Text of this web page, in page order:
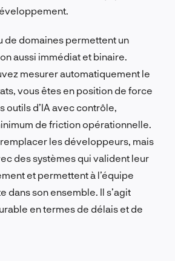
de domaines permettent un
aussi immédiat et binaire.
mesurer automatiquement le
vous êtes en position de force
outils d’IA avec contrôle,
de friction opérationnelle.
remplacer les développeurs, mais
des systèmes qui valident leur
et permettent à l’équipe
dans son ensemble. Il s’agit
en termes de délais et de